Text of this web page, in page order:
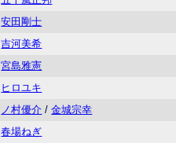
安田剛士
吉河美希
宮島雅憲
ヒロユキ
ノ村優介 /金城宗幸
春場ねぎ